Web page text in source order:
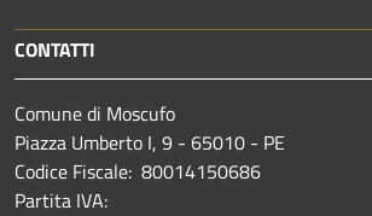
CONTATTI
Comune di Moscufo
Piazza Umberto I, 9 - 65010 - PE
Codice Fiscale: 80014150686
Partita IVA: